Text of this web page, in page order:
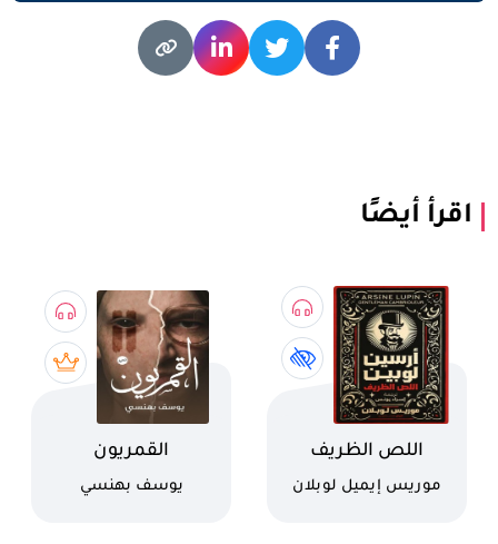
اقرأ أيضًا
اسم الكتاب
اللص الظريف
كاتب
موريس إيميل لوبلان
اسم الكتاب
القمريون
كاتب
يوسف بهنسي